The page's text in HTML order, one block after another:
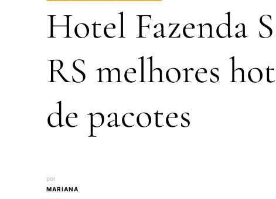
Hotel Fazenda
RS melhores
de pacotes
por
MARIANA